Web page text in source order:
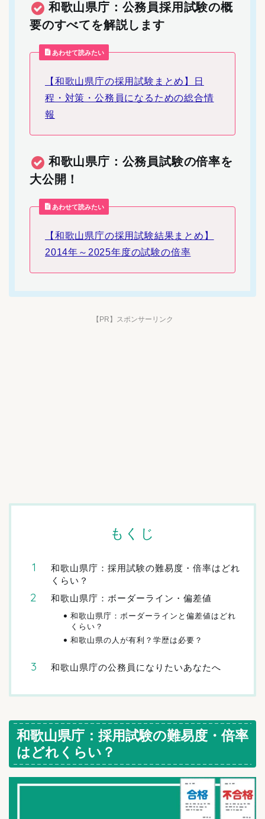
和歌山県庁：公務員採用試験の概
要のすべてを解説します
あわせて読みたい
【和歌山県庁の採用試験まとめ】日
程・対策・公務員になるための総合情
報
和歌山県庁：公務員試験の倍率を
大公開！
あわせて読みたい
【和歌山県庁の採用試験結果まとめ】
2014年～2025年度の試験の倍率
【PR】スポンサーリンク
もくじ
和歌山県庁：採用試験の難易度・倍率はどれ
くらい？
和歌山県庁：ボーダーライン・偏差値
和歌山県庁：ボーダーラインと偏差値はどれ
くらい？
和歌山県の人が有利？学歴は必要？
和歌山県庁の公務員になりたいあなたへ
和歌山県庁：採用試験の難易度・倍率
はどれくらい？